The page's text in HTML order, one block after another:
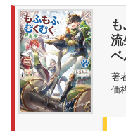
ベ
著
価